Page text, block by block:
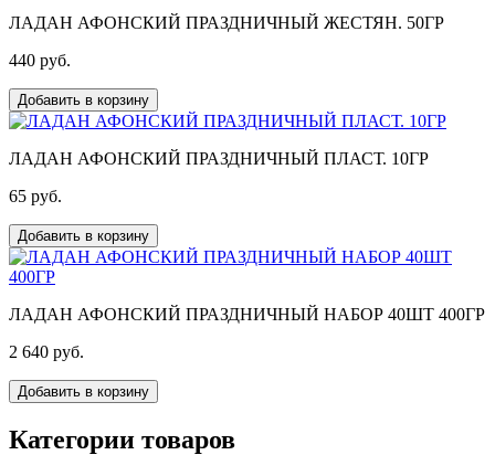
ЛАДАН АФОНСКИЙ ПРАЗДНИЧНЫЙ ЖЕСТЯН. 50ГР
440 pуб.
Добавить в корзину
ЛАДАН АФОНСКИЙ ПРАЗДНИЧНЫЙ ПЛАСТ. 10ГР
65 pуб.
Добавить в корзину
ЛАДАН АФОНСКИЙ ПРАЗДНИЧНЫЙ НАБОР 40ШТ 400ГР
2 640 pуб.
Добавить в корзину
Категории товаров